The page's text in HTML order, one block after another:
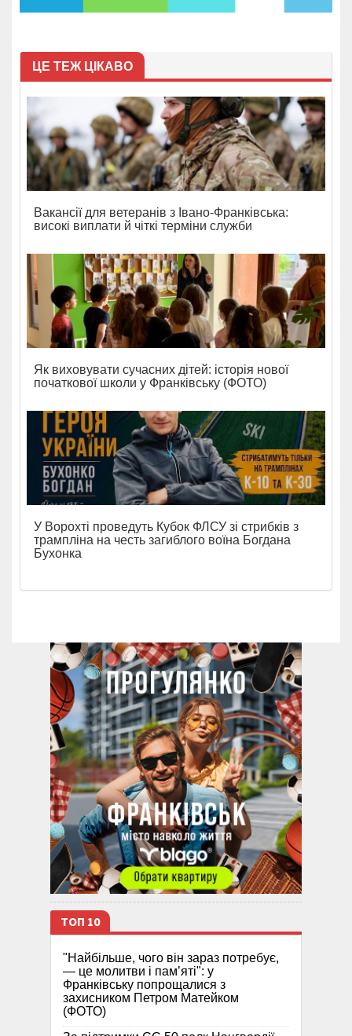
ЦЕ ТЕЖ ЦІКАВО
Вакансії для ветеранів з Івано-Франківська:
високі виплати й чіткі терміни служби
Як виховувати сучасних дітей: історія нової
початкової школи у Франківську (ФОТО)
У Ворохті проведуть Кубок ФЛСУ зі стрибків з
трампліна на честь загиблого воїна Богдана
Бухонка
ТОП 10
"Найбільше, чого він зараз потребує,
— це молитви і пам’яті": у
Франківську попрощалися з
захисником Петром Матейком
(ФОТО)